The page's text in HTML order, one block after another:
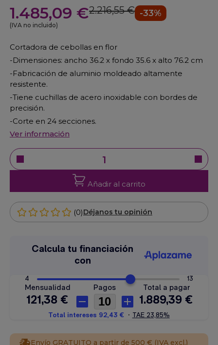
1.485,09 €2.216,55 € -33%
(IVA no incluido)
Cortadora de cebollas en flor
-Dimensiones: ancho 36.2 x fondo 35.6 x alto 76.2 cm
-Fabricación de aluminio moldeado altamente
resistente.
-Tiene cuchillas de acero inoxidable con bordes de
precisión.
-Corte en 24 secciones.
Ver información
Añadir al carrito
(0)Déjanos tu opinión
Envío GRATUITO a partir de 500 € (IVA excl.)